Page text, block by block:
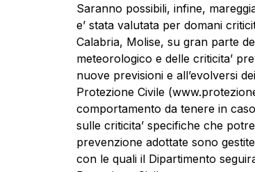
Saranno possibili, infine,
e’ stata valutata per domani
Calabria, Molise, su gran parte
meteorologico e delle criticita’
nuove previsioni e all’evolversi
Protezione Civile
comportamento da tenere in
sulle criticita’ specifiche che
prevenzione adottate sono
con le quali il Dipartimento